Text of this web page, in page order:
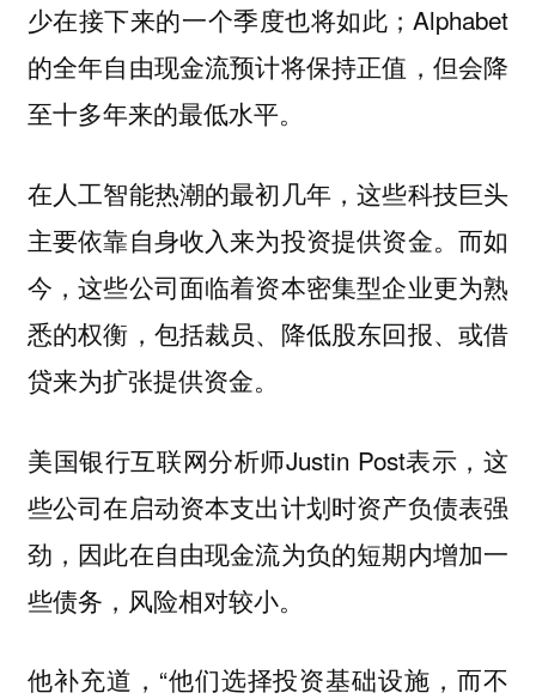
少在接下来的一个季度也将如此；Alphabet
的全年自由现金流预计将保持正值，但会降
至十多年来的最低水平。
在人工智能热潮的最初几年，这些科技巨头
主要依靠自身收入来为投资提供资金。而如
今，这些公司面临着资本密集型企业更为熟
悉的权衡，包括裁员、降低股东回报、或借
贷来为扩张提供资金。
美国银行互联网分析师Justin Post表示，这
些公司在启动资本支出计划时资产负债表强
劲，因此在自由现金流为负的短期内增加一
些债务，风险相对较小。
他补充道，“他们选择投资基础设施，而不